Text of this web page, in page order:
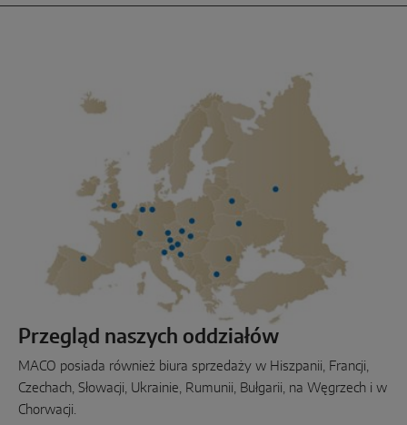
Przegląd naszych oddziałów
MACO posiada również biura sprzedaży w Hiszpanii, Francji,
Czechach, Słowacji, Ukrainie, Rumunii, Bułgarii, na Węgrzech i w
Chorwacji.